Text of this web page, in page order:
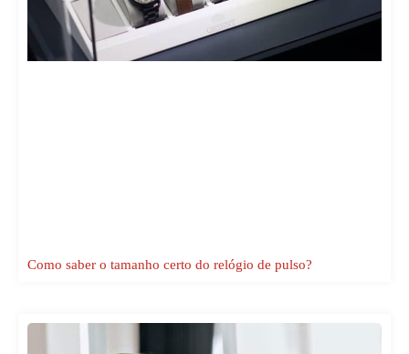
Como saber o tamanho certo do relógio de pulso?